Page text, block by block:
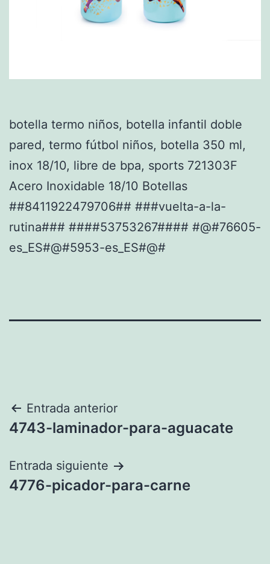
botella termo niños, botella infantil doble
pared, termo fútbol niños, botella 350 ml,
inox 18/10, libre de bpa, sports 721303F
Acero Inoxidable 18/10 Botellas
##8411922479706## ###vuelta-a-la-
rutina### ####53753267#### #@#76605-
es_ES#@#5953-es_ES#@#
Navegación
de
entradas
Entrada anterior
4743-laminador-para-aguacate
Entrada siguiente
4776-picador-para-carne